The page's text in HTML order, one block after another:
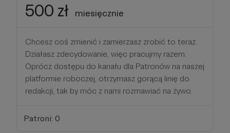
500 zł miesięcznie
Chcesz coś zmienić i zamierzasz zrobić to teraz.
Działasz zdecydowanie, więc pracujmy razem.
Oprócz dostępu do kanału dla Patronów na naszej
platformie roboczej, otrzymasz gorącą linię do
redakcji, tak by móc z nami rozmawiać na żywo.
Patroni: 0